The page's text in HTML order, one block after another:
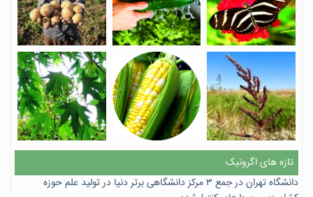
تازه های اگرونیک
دانشگاه تهران در جمع ۳ مرکز دانشگاهی برتر دنیا در تولید علم حوزه